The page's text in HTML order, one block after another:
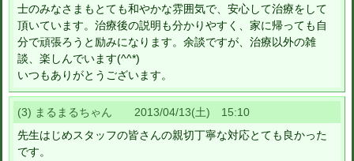
士のみなさまもとても和やかな雰囲気で、安心して治療をして
頂いています。治療後の説明も分かりやすく、家に帰っても自
分で頑張ろうと励みになります。余談ですが、治療以外の雑
談、楽しんでいます(^^*)
いつもありがとうございます。
(3) まるまるちゃん 2013/04/13(土) 15:10
先生はじめスタッフの皆さんの親切丁寧な対応とても良かった
です。